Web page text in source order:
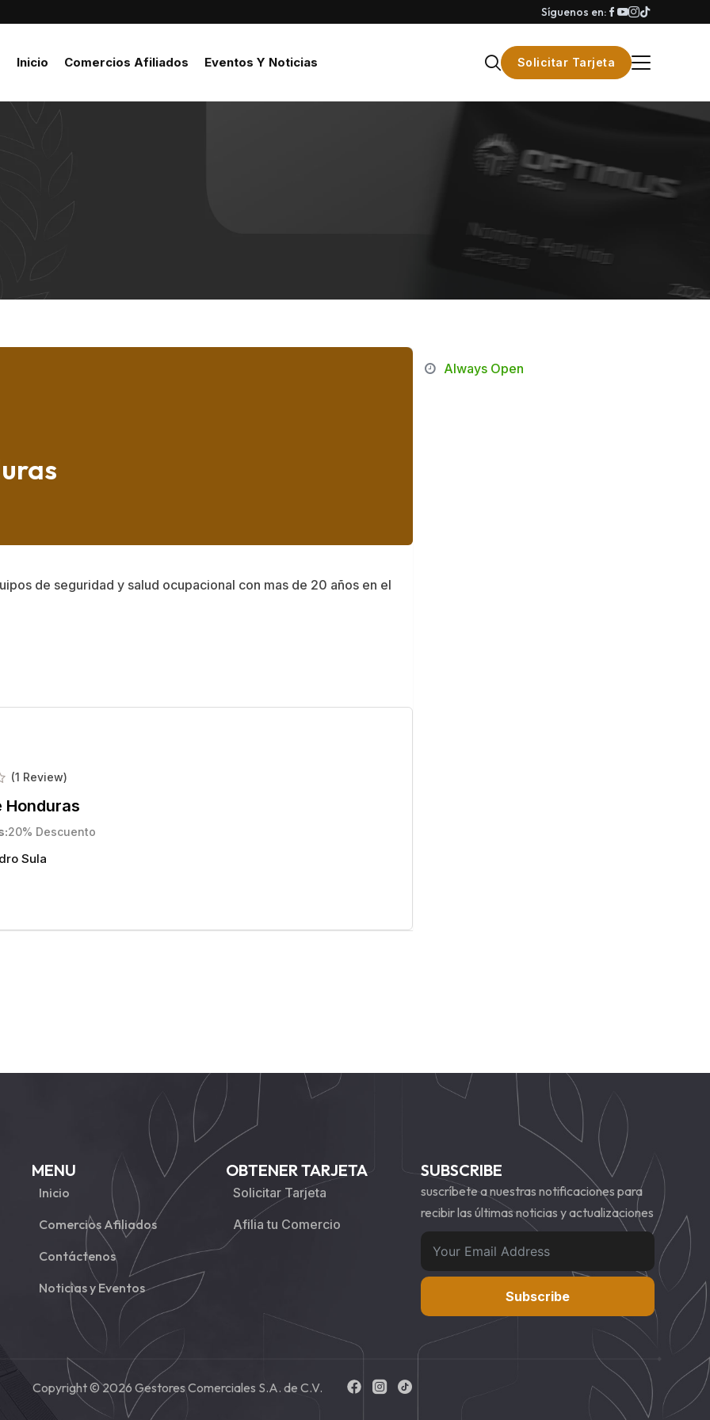
Síguenos en:
Inicio Comercios Afiliados Eventos Y Noticias Solicitar Tarjeta
de seguridad y salud ocupacional con mas de 20 años en el
(1 Review)
Honduras
20% Descuento
Sula
Always Open
MENU
Inicio
Comercios Afiliados
Contáctenos
Noticias y Eventos
OBTENER TARJETA
Solicitar Tarjeta
Afilia tu Comercio
SUBSCRIBE
suscríbete a nuestras notificaciones para
recibir las últimas noticias y actualizaciones
Subscribe
Copyright © 2026 Gestores Comerciales S.A. de C.V.